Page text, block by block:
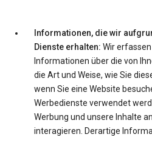
Informationen, die wir
Dienste erhalten: Wir
Informationen über die von
die Art und Weise, wie Sie
wenn Sie eine Website
Werbedienste verwendet
Werbung und unsere Inhalte
interagieren. Derartige